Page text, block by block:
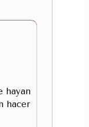
hayan
hacer